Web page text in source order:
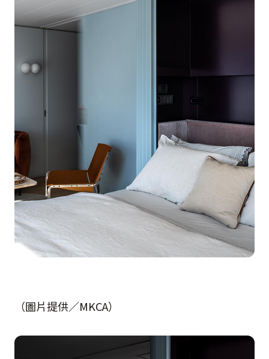
（圖片提供／MKCA）